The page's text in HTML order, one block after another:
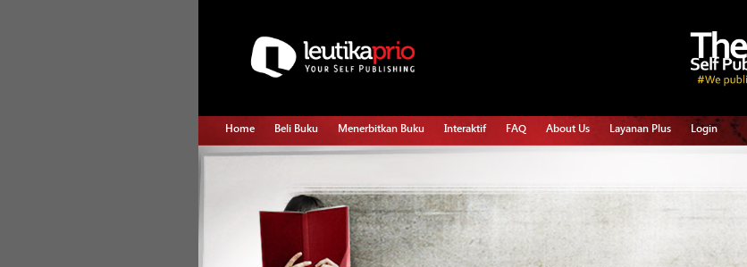
Home Beli Buku Menerbitkan Buku Interaktif FAQ About Us Layanan Plus Login